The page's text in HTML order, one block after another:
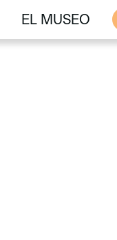
EL MUSEO
EL MUSEO